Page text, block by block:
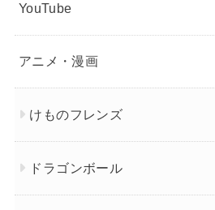
YouTube
アニメ・漫画
けものフレンズ
ドラゴンボール